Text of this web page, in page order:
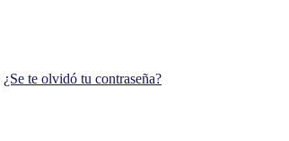
¿Se te olvidó tu contraseña?